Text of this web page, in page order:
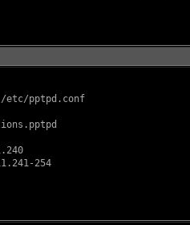
pptpd.conf
254